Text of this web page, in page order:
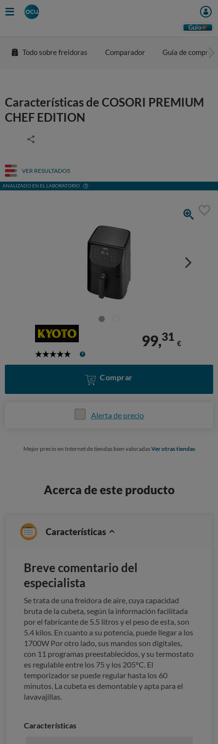
Guio
Todo sobre freidoras Comparador Guía de compra
Características de COSORI PREMIUM
CHEF EDITION
VER RESULTADOS
ANALIZADO EN EL LABORATORIO
5
99,31
€
Comprar
Alerta de precio
Mejor precio en Internet de tiendas bien valoradasVer otras tiendas
Acerca de este producto
Características
Breve comentario del
especialista
Se trata de una freidora de aire, cuya capacidad
bruta de la cubeta, según la información facilitada
por el fabricante de 5.5 litros y el peso de esta, son
5.4 kilos. En cuanto a su potencia, puede llegar a los
1700W Por otro lado, sus mandos son digitales,
con 11 programas preestablecidos, y su termostato
es regulable entre los 75 y los 205ºC. El
temporizador se puede regular hasta los 60
minutos. La cubeta es demontable y apta para el
lavavajillas.
Características